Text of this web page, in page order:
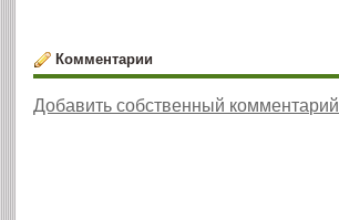
Комментарии
Добавить собственный комментарий